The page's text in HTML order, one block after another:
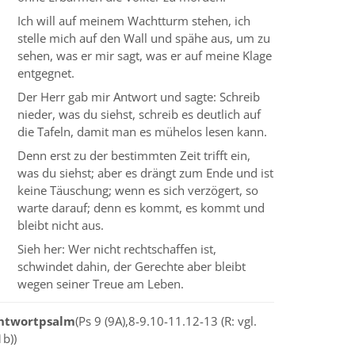
Ich will auf meinem Wachtturm stehen, ich
stelle mich auf den Wall und spähe aus, um zu
sehen, was er mir sagt, was er auf meine Klage
entgegnet.
Der Herr gab mir Antwort und sagte: Schreib
nieder, was du siehst, schreib es deutlich auf
die Tafeln, damit man es mühelos lesen kann.
Denn erst zu der bestimmten Zeit trifft ein,
was du siehst; aber es drängt zum Ende und ist
keine Täuschung; wenn es sich verzögert, so
warte darauf; denn es kommt, es kommt und
bleibt nicht aus.
Sieh her: Wer nicht rechtschaffen ist,
schwindet dahin, der Gerechte aber bleibt
wegen seiner Treue am Leben.
(Ps 9 (9A),8-9.10-11.12-13 (R: vgl.